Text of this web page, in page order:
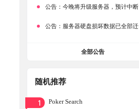
公告： 今晚将升级服务器，预计中断时常为1分钟
公告： 服务器硬盘损坏数据已全部迁移备份，网站恢复完成！
全部公告
随机推荐
1 Poker Search